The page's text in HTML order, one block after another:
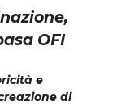
OFI
e
di